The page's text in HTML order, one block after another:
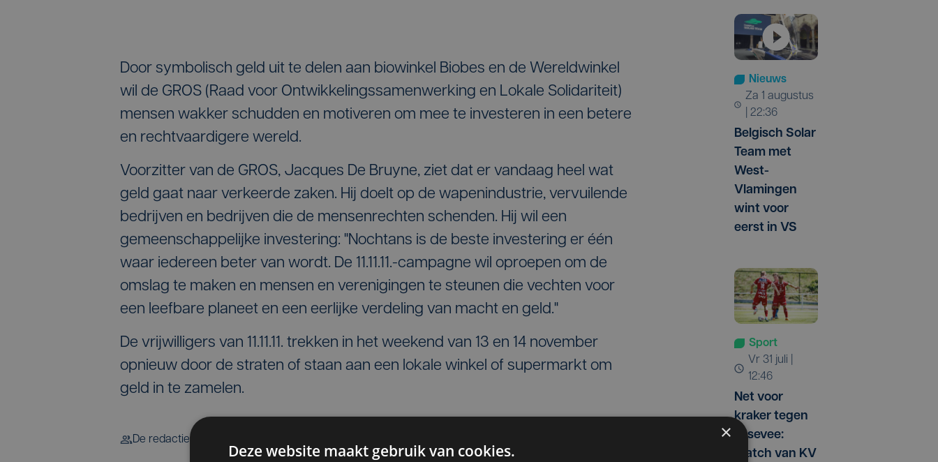
Door symbolisch geld uit te delen aan biowinkel Biobes en de Wereldwinkel
wil de GROS (Raad voor Ontwikkelingssamenwerking en Lokale Solidariteit)
mensen wakker schudden en motiveren om mee te investeren in een betere
en rechtvaardigere wereld.
Voorzitter van de GROS, Jacques De Bruyne, ziet dat er vandaag heel wat
geld gaat naar verkeerde zaken. Hij doelt op de wapenindustrie, vervuilende
bedrijven en bedrijven die de mensenrechten schenden. Hij wil een
gemeenschappelijke investering: "Nochtans is de beste investering er één
waar iedereen beter van wordt. De 11.11.11.-campagne wil oproepen om de
omslag te maken en mensen en verenigingen te steunen die vechten voor
een leefbare planeet en een eerlijke verdeling van macht en geld."
De vrijwilligers van 11.11.11. trekken in het weekend van 13 en 14 november
opnieuw door de straten of staan aan een lokale winkel of supermarkt om
geld in te zamelen.
De redactie
Nieuws
za 1 augustus
| 22:36
Belgisch Solar
Team met
West-
Vlamingen
wint voor
eerst in VS
Sport
vr 31 juli |
12:46
Net voor
kraker tegen
Essevee:
match van KV
×
Deze website maakt gebruik van cookies.